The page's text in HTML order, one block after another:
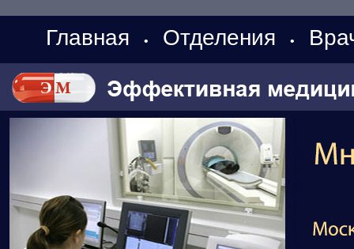
Главная • Отделения •